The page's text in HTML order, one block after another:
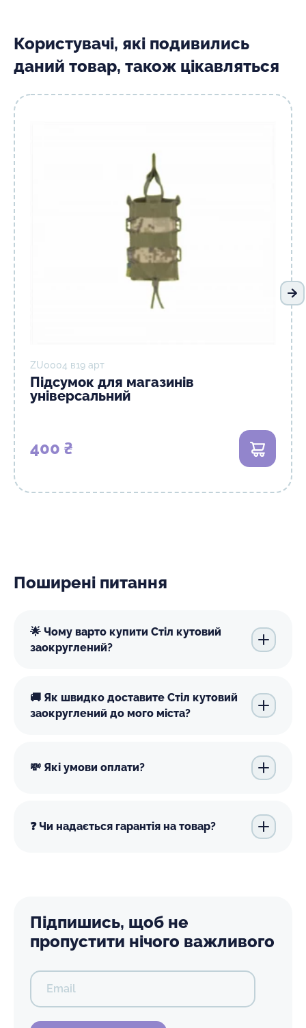
Користувачі, які подивились
даний товар, також цікавляться
ZU0004 в19 арт
Підсумок для магазинів
універсальний
400 ₴ В кошик
Поширені питання
🌟 Чому варто купити Стіл кутовий
заокруглений?
🚚 Як швидко доставите Стіл кутовий
заокруглений до мого міста?
💸 Які умови оплати?
❓ Чи надається гарантія на товар?
Підпишись, щоб не
пропустити нічого важливого
Email